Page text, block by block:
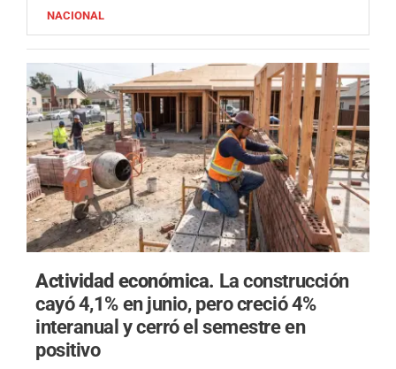
NACIONAL
Actividad económica. La construcción
cayó 4,1% en junio, pero creció 4%
interanual y cerró el semestre en
positivo